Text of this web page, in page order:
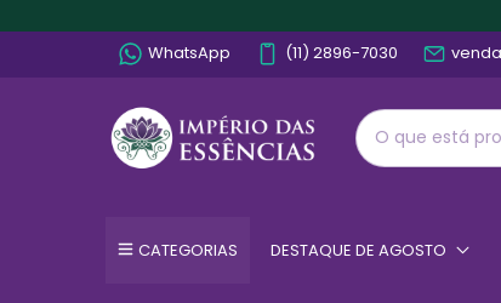
WhatsApp (11) 2896-7030
CATEGORIAS DESTAQUE DE AGOSTO